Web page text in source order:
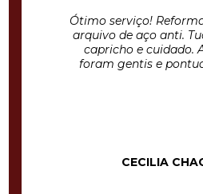
Ótimo serviço!
arquivo de aço anti.
capricho e cuidado.
foram gentis e
CECILIA